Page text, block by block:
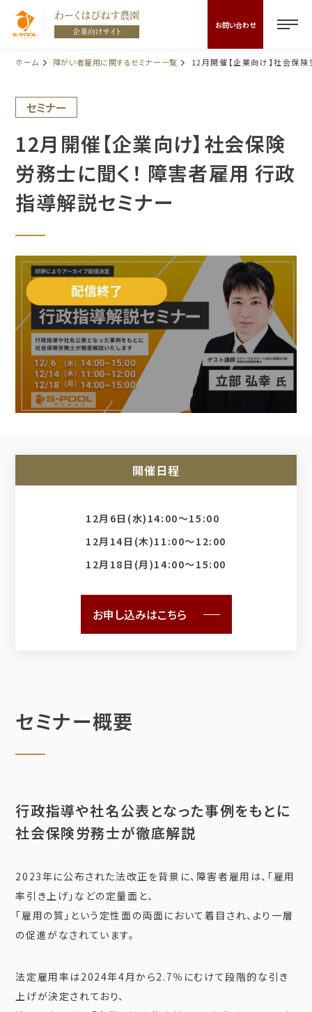
お問い合わせ
ホーム 障がい者雇用に関するセミナー一覧 12月開催【企業向け】社会保
セミナー
12月開催【企業向け】社会保険
労務士に聞く！ 障害者雇用 行政
指導解説セミナー
開催日程
12月6日(水)14:00～15:00
12月14日(木)11:00～12:00
12月18日(月)14:00～15:00
お申し込みはこちら
セミナー概要
行政指導や社名公表となった事例をもとに
社会保険労務士が徹底解説
2023年に公布された法改正を背景に、障害者雇用は、「雇用
率引き上げ」などの定量面と、
「雇用の質」という定性面の両面において着目され、より一層
の促進がなされています。
法定雇用率は2024年4月から2.7％にむけて段階的な引き
上げが決定されており、